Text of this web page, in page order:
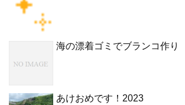
海の漂着ゴミでブランコ作り
あけおめです！2023